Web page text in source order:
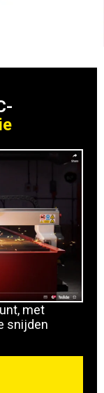
met
snijden